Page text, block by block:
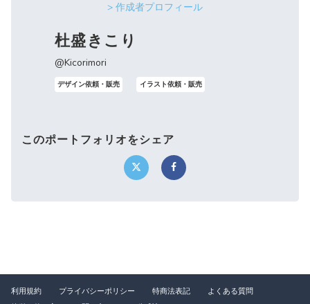
> 作成者プロフィール
杜盛きこり
@Kicorimori
デザイン依頼・販売 イラスト依頼・販売
このポートフォリオをシェア
利用規約 プライバシーポリシー 特商法表記
よくある質問